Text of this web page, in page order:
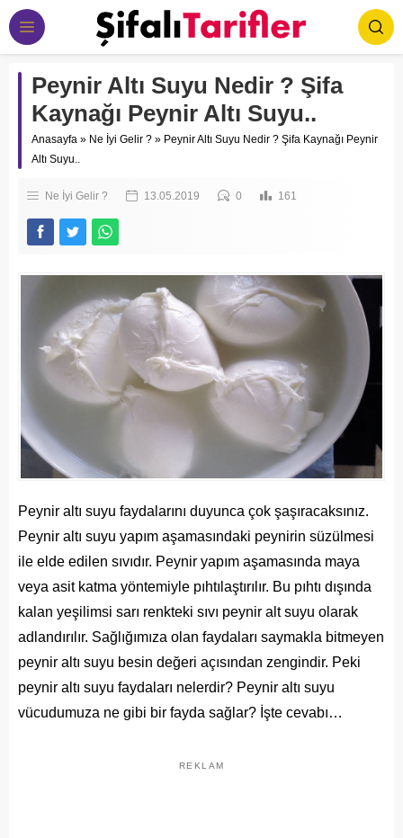
Peynir Altı Suyu Nedir ? Şifa
Kaynağı Peynir Altı Suyu..
Anasayfa » Ne İyi Gelir ? » Peynir Altı Suyu Nedir ? Şifa Kaynağı Peynir
Altı Suyu..
Ne İyi Gelir ? 13.05.2019 0 161
Peynir altı suyu faydalarını duyunca çok şaşıracaksınız.
Peynir altı suyu yapım aşamasındaki peynirin süzülmesi
ile elde edilen sıvıdır. Peynir yapım aşamasında maya
veya asit katma yöntemiyle pıhtılaştırılır. Bu pıhtı dışında
kalan yeşilimsi sarı renkteki sıvı peynir alt suyu olarak
adlandırılır. Sağlığımıza olan faydaları saymakla bitmeyen
peynir altı suyu besin değeri açısından zengindir. Peki
peynir altı suyu faydaları nelerdir? Peynir altı suyu
vücudumuza ne gibi bir fayda sağlar? İşte cevabı…
REKLAM